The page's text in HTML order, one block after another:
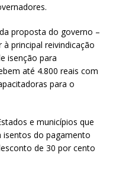
proposta do governo –
principal reivindicação
isenção para
até 4.800 reais com
para o
e municípios que
isentos do pagamento
de 30 por cento